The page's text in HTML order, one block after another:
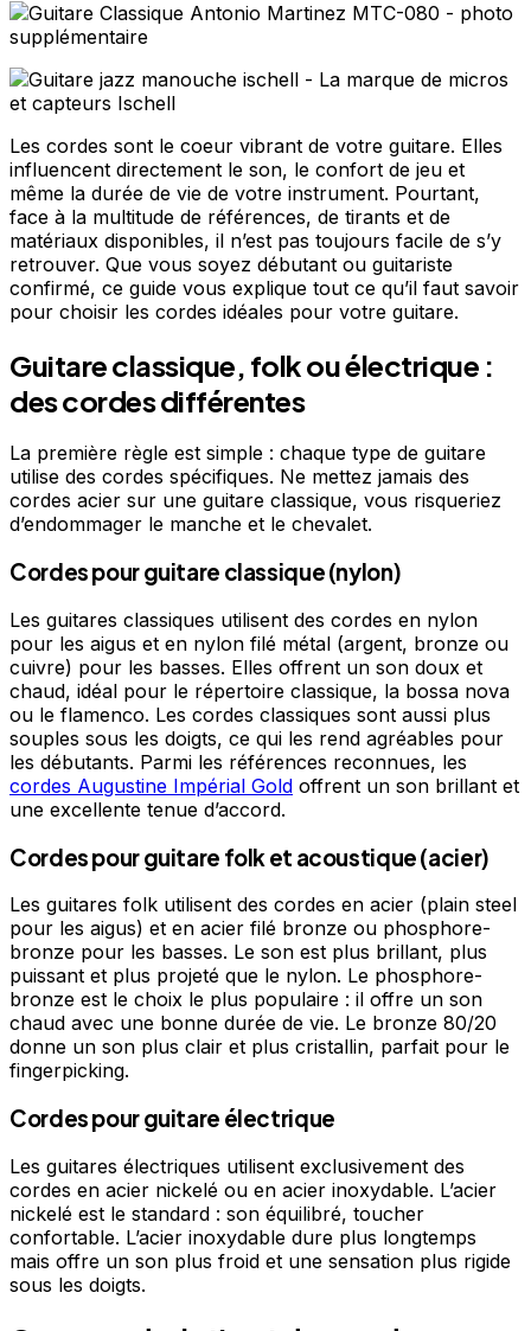
Les cordes sont le coeur vibrant de votre guitare. Elles
influencent directement le son, le confort de jeu et
même la durée de vie de votre instrument. Pourtant,
face à la multitude de références, de tirants et de
matériaux disponibles, il n’est pas toujours facile de s’y
retrouver. Que vous soyez débutant ou guitariste
confirmé, ce guide vous explique tout ce qu’il faut savoir
pour choisir les cordes idéales pour votre guitare.
Guitare classique, folk ou électrique :
des cordes différentes
La première règle est simple : chaque type de guitare
utilise des cordes spécifiques. Ne mettez jamais des
cordes acier sur une guitare classique, vous risqueriez
d’endommager le manche et le chevalet.
Cordes pour guitare classique (nylon)
Les guitares classiques utilisent des cordes en nylon
pour les aigus et en nylon filé métal (argent, bronze ou
cuivre) pour les basses. Elles offrent un son doux et
chaud, idéal pour le répertoire classique, la bossa nova
ou le flamenco. Les cordes classiques sont aussi plus
souples sous les doigts, ce qui les rend agréables pour
les débutants. Parmi les références reconnues, les
cordes Augustine Impérial Gold offrent un son brillant et
une excellente tenue d’accord.
Cordes pour guitare folk et acoustique (acier)
Les guitares folk utilisent des cordes en acier (plain steel
pour les aigus) et en acier filé bronze ou phosphore-
bronze pour les basses. Le son est plus brillant, plus
puissant et plus projeté que le nylon. Le phosphore-
bronze est le choix le plus populaire : il offre un son
chaud avec une bonne durée de vie. Le bronze 80/20
donne un son plus clair et plus cristallin, parfait pour le
fingerpicking.
Cordes pour guitare électrique
Les guitares électriques utilisent exclusivement des
cordes en acier nickelé ou en acier inoxydable. L’acier
nickelé est le standard : son équilibré, toucher
confortable. L’acier inoxydable dure plus longtemps
mais offre un son plus froid et une sensation plus rigide
sous les doigts.